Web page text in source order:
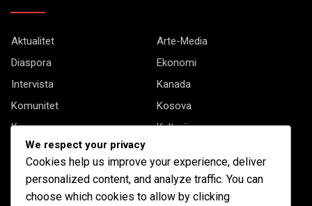
Aktualitet
Arte-Media
Diaspora
Ekonomi
Intervista
Kanada
Komunitet
Kosova
Kryesore
Kulturë
Letërsi
Shqipëria
Shqiptarët në biznes
Stil Jete
We respect your privacy
Cookies help us improve your experience, deliver
personalized content, and analyze traffic. You can
choose which cookies to allow by clicking